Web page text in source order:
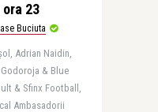
23
Buciuta
Adrian Naidin,
& Blue
& Sfinx Football,
Ambasadorii